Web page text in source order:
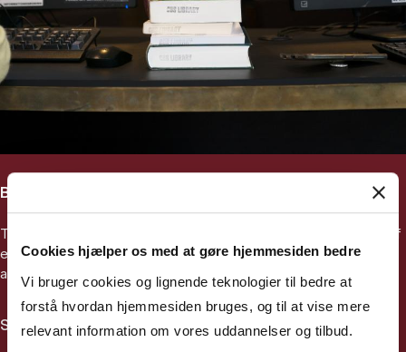
Cookies hjælper os med at gøre hjemmesiden bedre
Vi bruger cookies og lignende teknologier til bedre at
forstå hvordan hjemmesiden bruges, og til at vise mere
relevant information om vores uddannelser og tilbud.
Brug citationer og referencer
Tag udgangspunkt i vigtig artikel du måske har fået anbefalet af
en vejleder. Brug den til at finde relaterede ældre og nyere
akademiske artikler.
Sådan søger du med referencer